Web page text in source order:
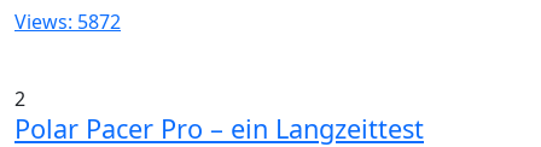
Views: 5872
2
Polar Pacer Pro – ein Langzeittest